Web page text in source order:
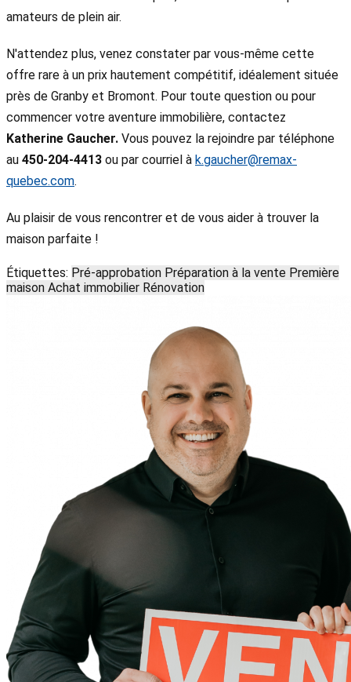
amateurs de plein air.
N'attendez plus, venez constater par vous-même cette
offre rare à un prix hautement compétitif, idéalement située
près de Granby et Bromont. Pour toute question ou pour
commencer votre aventure immobilière, contactez
Katherine Gaucher. Vous pouvez la rejoindre par téléphone
au 450-204-4413 ou par courriel à k.gaucher@remax-
quebec.com.
Au plaisir de vous rencontrer et de vous aider à trouver la
maison parfaite !
Étiquettes: Pré-approbation Préparation à la vente Première
maison Achat immobilier Rénovation